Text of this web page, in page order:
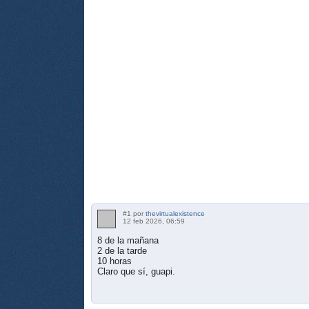
#1 por thevirtualexistence
12 feb 2026, 06:59
8 de la mañana
2 de la tarde
10 horas
Claro que sí, guapi.